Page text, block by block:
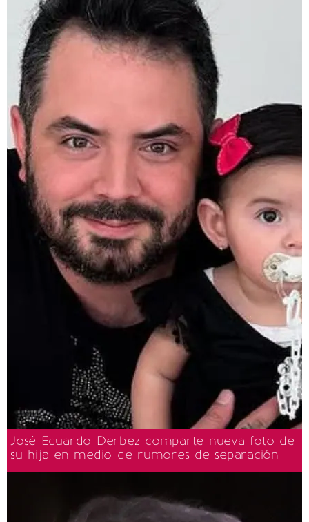
José Eduardo Derbez comparte nueva foto de
su hija en medio de rumores de separación